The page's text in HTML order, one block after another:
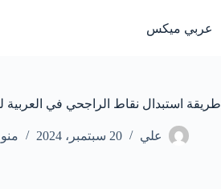
المحتوى
عربي ميكس
طريقة استبدال نقاط الراجحي في العربية
علي 20 سبتمبر، 2024